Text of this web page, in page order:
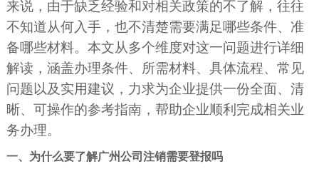
来说，由于缺乏经验和对相关政策的不了解，往往
不知道从何入手，也不清楚需要满足哪些条件、准
备哪些材料。本文从多个维度对这一问题进行详细
解读，涵盖办理条件、所需材料、具体流程、常见
问题以及实用建议，力求为企业提供一份全面、清
晰、可操作的参考指南，帮助企业顺利完成相关业
务办理。
一、为什么要了解广州公司注销需要登报吗